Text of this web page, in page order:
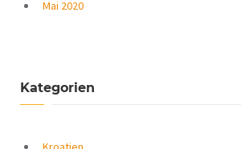
Mai 2020
Kategorien